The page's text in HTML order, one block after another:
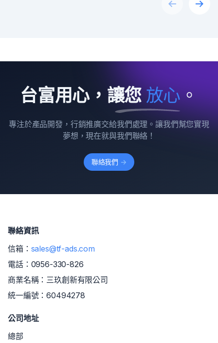
PreviousNext
台富用心，讓您放心。
專注於產品開發，行銷推廣交給我們處理。讓我們幫您實現
夢想，現在就與我們聯絡！
聯絡我們 ->
聯絡資訊
信箱： sales@tf-ads.com
電話： 0956-330-826
商業名稱：三玖創新有限公司
統一編號：60494278
公司地址
總部